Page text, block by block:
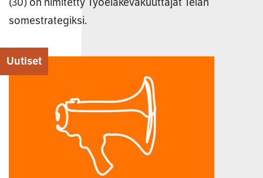
somestrategiksi.
Uutiset